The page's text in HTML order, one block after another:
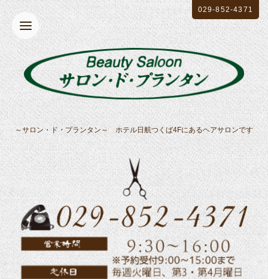
～サロン・ド・プランタン～ ホテル日航つくば4Fにあるヘアサロンです
029-852-4371